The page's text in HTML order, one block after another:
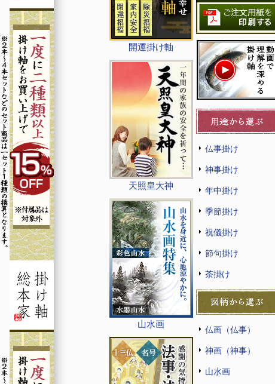
開運掛け軸
天照皇大神
山水画
仏事掛け
神事掛け
年中掛け
季節掛け
祝儀掛け
節句掛け
茶掛け
仏画（仏事）
神画（神事）
山水画